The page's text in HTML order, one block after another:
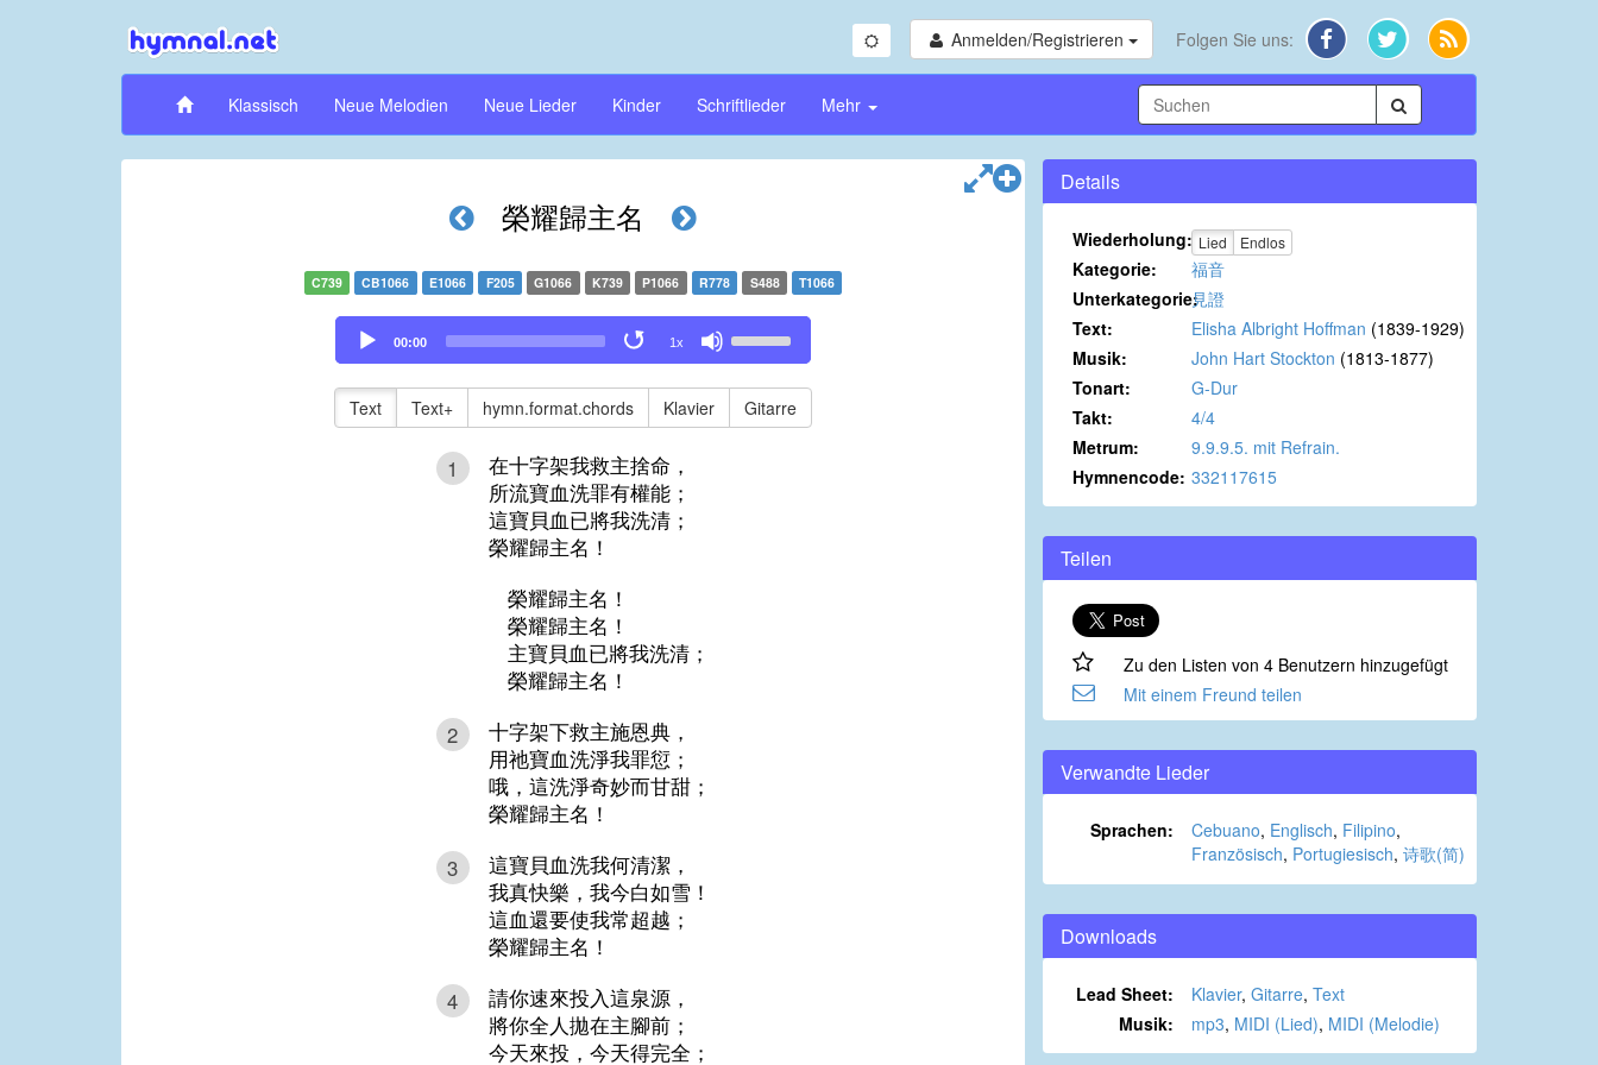
Anmelden/Registrieren Folgen Sie uns:
Klassisch Neue Melodien Neue Lieder Kinder Schriftlieder Mehr
榮耀歸主名
C739 CB1066 E1066 F205 G1066 K739 P1066 R778 S488 T1066
Audio
Player
00:00 1x
Up/Down
keys
to
Text Text+ hymn.format.chords Klavier Gitarre
1
在十字架我救主捨命，
所流寶血洗罪有權能；
這寶貝血已將我洗清；
榮耀歸主名！
榮耀歸主名！
榮耀歸主名！
主寶貝血已將我洗清；
榮耀歸主名！
2
十字架下救主施恩典，
用祂寶血洗淨我罪愆；
哦，這洗淨奇妙而甘甜；
榮耀歸主名！
3
這寶貝血洗我何清潔，
我真快樂，我今白如雪！
這血還要使我常超越；
榮耀歸主名！
4
請你速來投入這泉源，
將你全人拋在主腳前；
今天來投，今天得完全；
Details
Wiederholung: Lied Endlos
Kategorie:
福音
Unterkategorie:見證
Text:
Elisha Albright Hoffman (1839-1929)
Musik:
John Hart Stockton (1813-1877)
Tonart:
G-Dur
Takt:
4/4
Metrum:
9.9.9.5. mit Refrain.
Hymnencode: 332117615
Teilen
Zu den Listen von 4 Benutzern hinzugefügt
Mit einem Freund teilen
Verwandte Lieder
Sprachen: Cebuano, Englisch, Filipino,
Französisch, Portugiesisch, 诗歌(简)
Downloads
Lead Sheet: Klavier, Gitarre, Text
Musik:
mp3, MIDI (Lied), MIDI (Melodie)